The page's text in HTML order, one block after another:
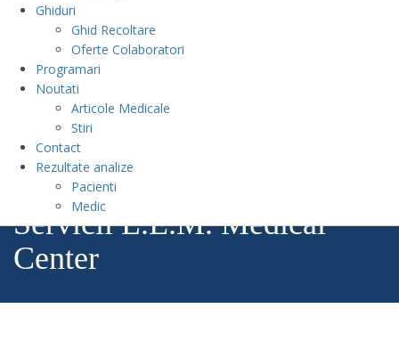
Ghiduri
Ghid Recoltare
Oferte Colaboratori
Programari
Noutati
Articole Medicale
Stiri
Contact
Rezultate analize
Pacienti
Medic
Servicii L.E.M. Medical
Center